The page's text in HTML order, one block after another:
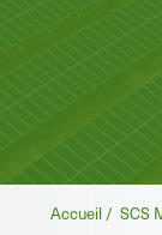
Accueil / SCS